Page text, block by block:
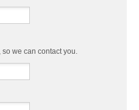
we can contact you.